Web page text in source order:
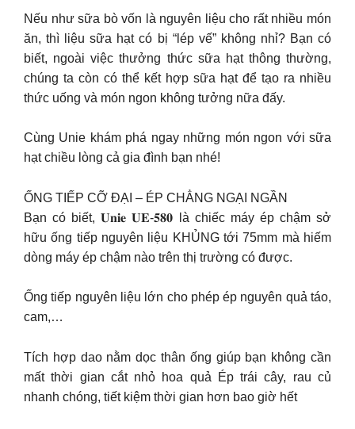
Nếu như sữa bò vốn là nguyên liệu cho rất nhiều món
ăn, thì liệu sữa hạt có bị “lép vế” không nhỉ? Bạn có
biết, ngoài việc thưởng thức sữa hạt thông thường,
chúng ta còn có thể kết hợp sữa hạt để tạo ra nhiều
thức uống và món ngon không tưởng nữa đấy.
Cùng Unie khám phá ngay những món ngon với sữa
hạt chiều lòng cả gia đình bạn nhé!
ỐNG TIẾP CỠ ĐẠI – ÉP CHẲNG NGẠI NGẦN
Bạn có biết, 𝐔𝐧𝐢𝐞 𝐔𝐄-𝟓𝟖𝟎 là chiếc máy ép chậm sở
hữu ống tiếp nguyên liệu KHỦNG tới 75mm mà hiếm
dòng máy ép chậm nào trên thị trường có được.
Ống tiếp nguyên liệu lớn cho phép ép nguyên quả táo,
cam,…
Tích hợp dao nằm dọc thân ống giúp bạn không cần
mất thời gian cắt nhỏ hoa quả Ép trái cây, rau củ
nhanh chóng, tiết kiệm thời gian hơn bao giờ hết